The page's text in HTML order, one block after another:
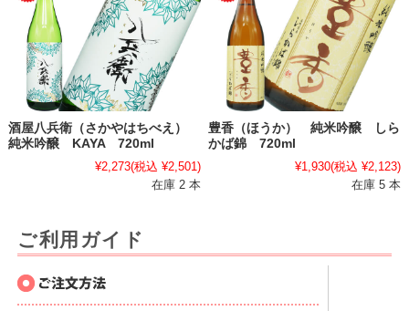
酒屋八兵衛（さかやはちべえ）
純米吟醸 KAYA 720ml
¥2,273(税込 ¥2,501)
在庫 2 本
豊香（ほうか） 純米吟醸 しら
かば錦 720ml
¥1,930(税込 ¥2,123)
在庫 5 本
ご利用ガイド